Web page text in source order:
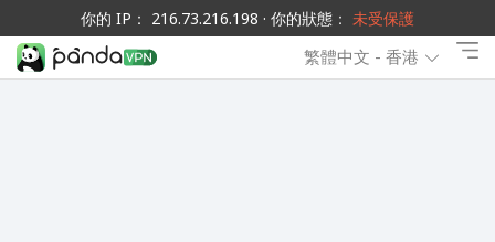
你的 IP： 216.73.216.198 · 你的狀態： 未受保護
繁體中文 - 香港